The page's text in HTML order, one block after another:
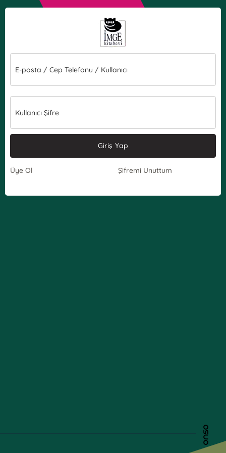
E-posta / Cep Telefonu / Kullanıcı
Kullanıcı Şifre
Giriş Yap
Üye Ol Şifremi Unuttum